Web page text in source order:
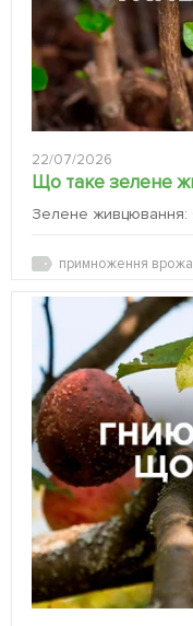
22/07/2026
Що таке зелене
Зелене живцювання:
примноження